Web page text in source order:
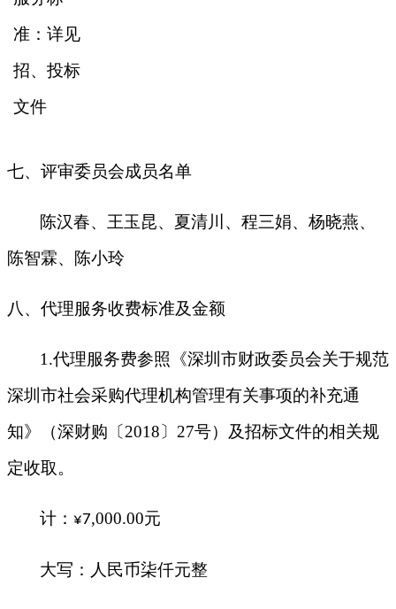
准：详见
招、投标
文件
七、评审委员会成员名单
陈汉春、 王玉昆、 夏清川 、 程三娟、 杨晓燕、
陈智霖、 陈小玲
八、代理服务收费标准及金额
1 .代理服务费参照《深圳市财政委员会关于规范
深圳市社会采购代理机构管理有关事项的补充通
知》（深财购〔2018〕27号）及招标文件的相关规
定收取。
计： ¥7,000.00元
大写：人民币柒仟元整